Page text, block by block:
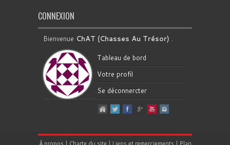
CONNEXION
Bienvenue ChAT (Chasses Au Trésor) .
Tableau de bord
Votre profil
Se déconnercter
À propos | Charte du site | Liens et remerciements | Plan